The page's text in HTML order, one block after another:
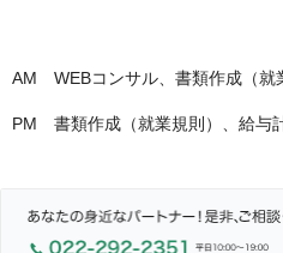
AM WEBコンサル、書類作成（就
PM 書類作成（就業規則）、給与